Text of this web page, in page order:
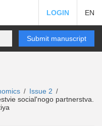
LOGIN EN
Submit manuscript
/ Issue 2 /
social'nogo partnerstva.